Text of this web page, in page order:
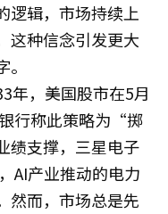
辑，市场持续上
这种信念引发更大
年，美国股市在5月
行称此策略为“掷
绩支撑，三星电子
AI产业推动的电力
然而，市场总是先